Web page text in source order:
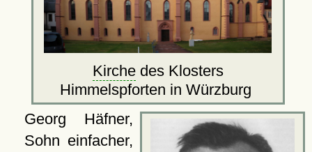
Kirchedes Klosters
Himmelspforten in Würzburg
Georg Häfner,
Sohn einfacher,